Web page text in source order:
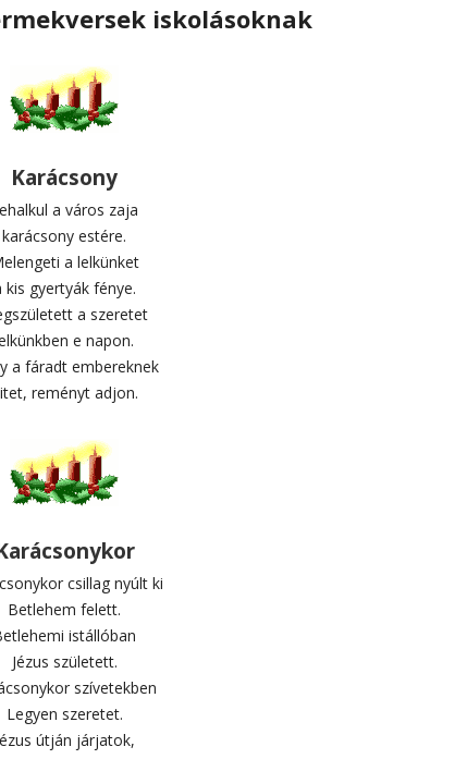
iskolásoknak
Karácsony
a város zaja
karácsony estére.
a lelkünket
kis gyertyák fénye.
a szeretet
e napon.
a fáradt embereknek
reményt adjon.
csillag nyúlt ki
Betlehem felett.
istállóban
Jézus született.
szívetekben
Legyen szeretet.
útján járjatok,